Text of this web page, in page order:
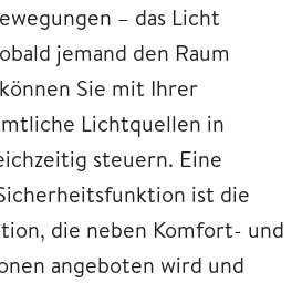
– das Licht
jemand den Raum
Sie mit Ihrer
Lichtquellen in
steuern. Eine
ist die
die neben Komfort- und
angeboten wird und